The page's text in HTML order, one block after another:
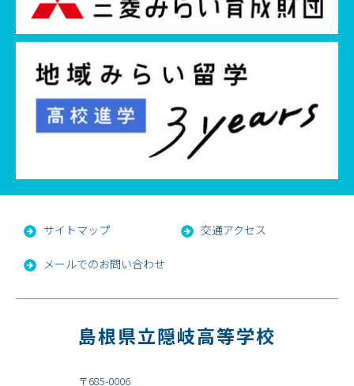
サイトマップ 交通アクセス
メールでのお問い合わせ
島根県立隠岐高等学校
〒685-0006